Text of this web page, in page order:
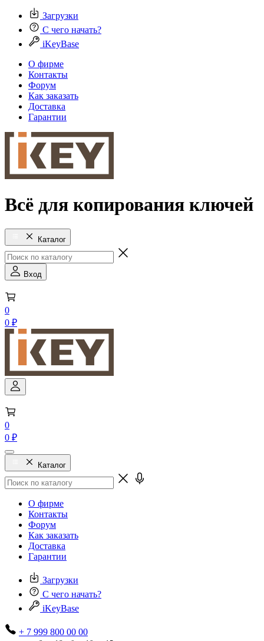
Загрузки
С чего начать?
iKeyBase
О фирме
Контакты
Форум
Как заказать
Доставка
Гарантии
Всё для копирования ключей
Каталог
Вход
0
0 ₽
0
0 ₽
Каталог
О фирме
Контакты
Форум
Как заказать
Доставка
Гарантии
Загрузки
С чего начать?
iKeyBase
+ 7 999 800 00 00